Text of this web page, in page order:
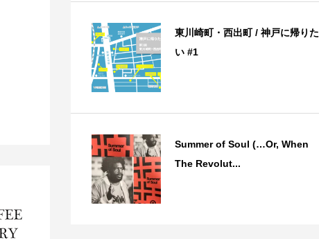
東川崎町・西出町 / 神戸に帰りた
い #1
Summer of Soul (…Or, When
The Revolut...